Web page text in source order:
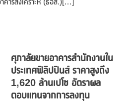
ศุภาลัยขายอาคารสำนักงานใน
ประเทศฟิลิปปินส์ ราคาสูงถึง
1,620 ล้านเปโซ อัตราผล
ตอบแทนจากการลงทุน